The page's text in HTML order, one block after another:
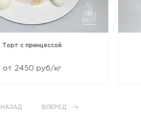
Торт с принцессой
от 2450 руб/кг
НАЗАД ВПЕРЕД